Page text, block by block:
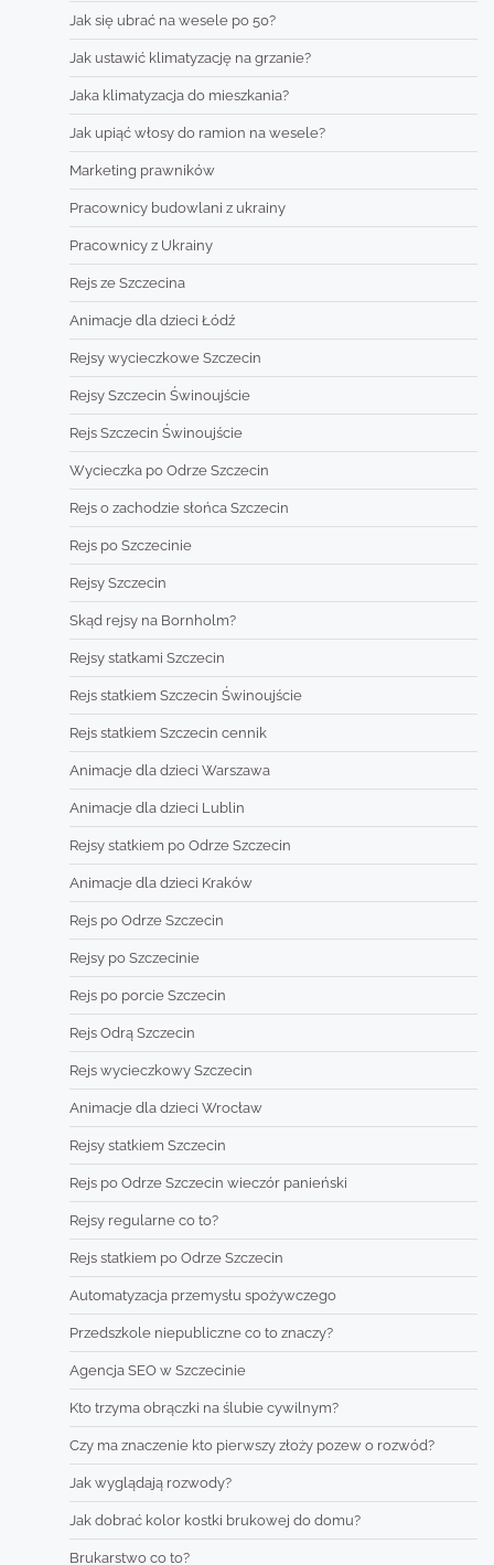
Jak się ubrać na wesele po 50?
Jak ustawić klimatyzację na grzanie?
Jaka klimatyzacja do mieszkania?
Jak upiąć włosy do ramion na wesele?
Marketing prawników
Pracownicy budowlani z ukrainy
Pracownicy z Ukrainy
Rejs ze Szczecina
Animacje dla dzieci Łódź
Rejsy wycieczkowe Szczecin
Rejsy Szczecin Świnoujście
Rejs Szczecin Świnoujście
Wycieczka po Odrze Szczecin
Rejs o zachodzie słońca Szczecin
Rejs po Szczecinie
Rejsy Szczecin
Skąd rejsy na Bornholm?
Rejsy statkami Szczecin
Rejs statkiem Szczecin Świnoujście
Rejs statkiem Szczecin cennik
Animacje dla dzieci Warszawa
Animacje dla dzieci Lublin
Rejsy statkiem po Odrze Szczecin
Animacje dla dzieci Kraków
Rejs po Odrze Szczecin
Rejsy po Szczecinie
Rejs po porcie Szczecin
Rejs Odrą Szczecin
Rejs wycieczkowy Szczecin
Animacje dla dzieci Wrocław
Rejsy statkiem Szczecin
Rejs po Odrze Szczecin wieczór panieński
Rejsy regularne co to?
Rejs statkiem po Odrze Szczecin
Automatyzacja przemysłu spożywczego
Przedszkole niepubliczne co to znaczy?
Agencja SEO w Szczecinie
Kto trzyma obrączki na ślubie cywilnym?
Czy ma znaczenie kto pierwszy złoży pozew o rozwód?
Jak wyglądają rozwody?
Jak dobrać kolor kostki brukowej do domu?
Brukarstwo co to?